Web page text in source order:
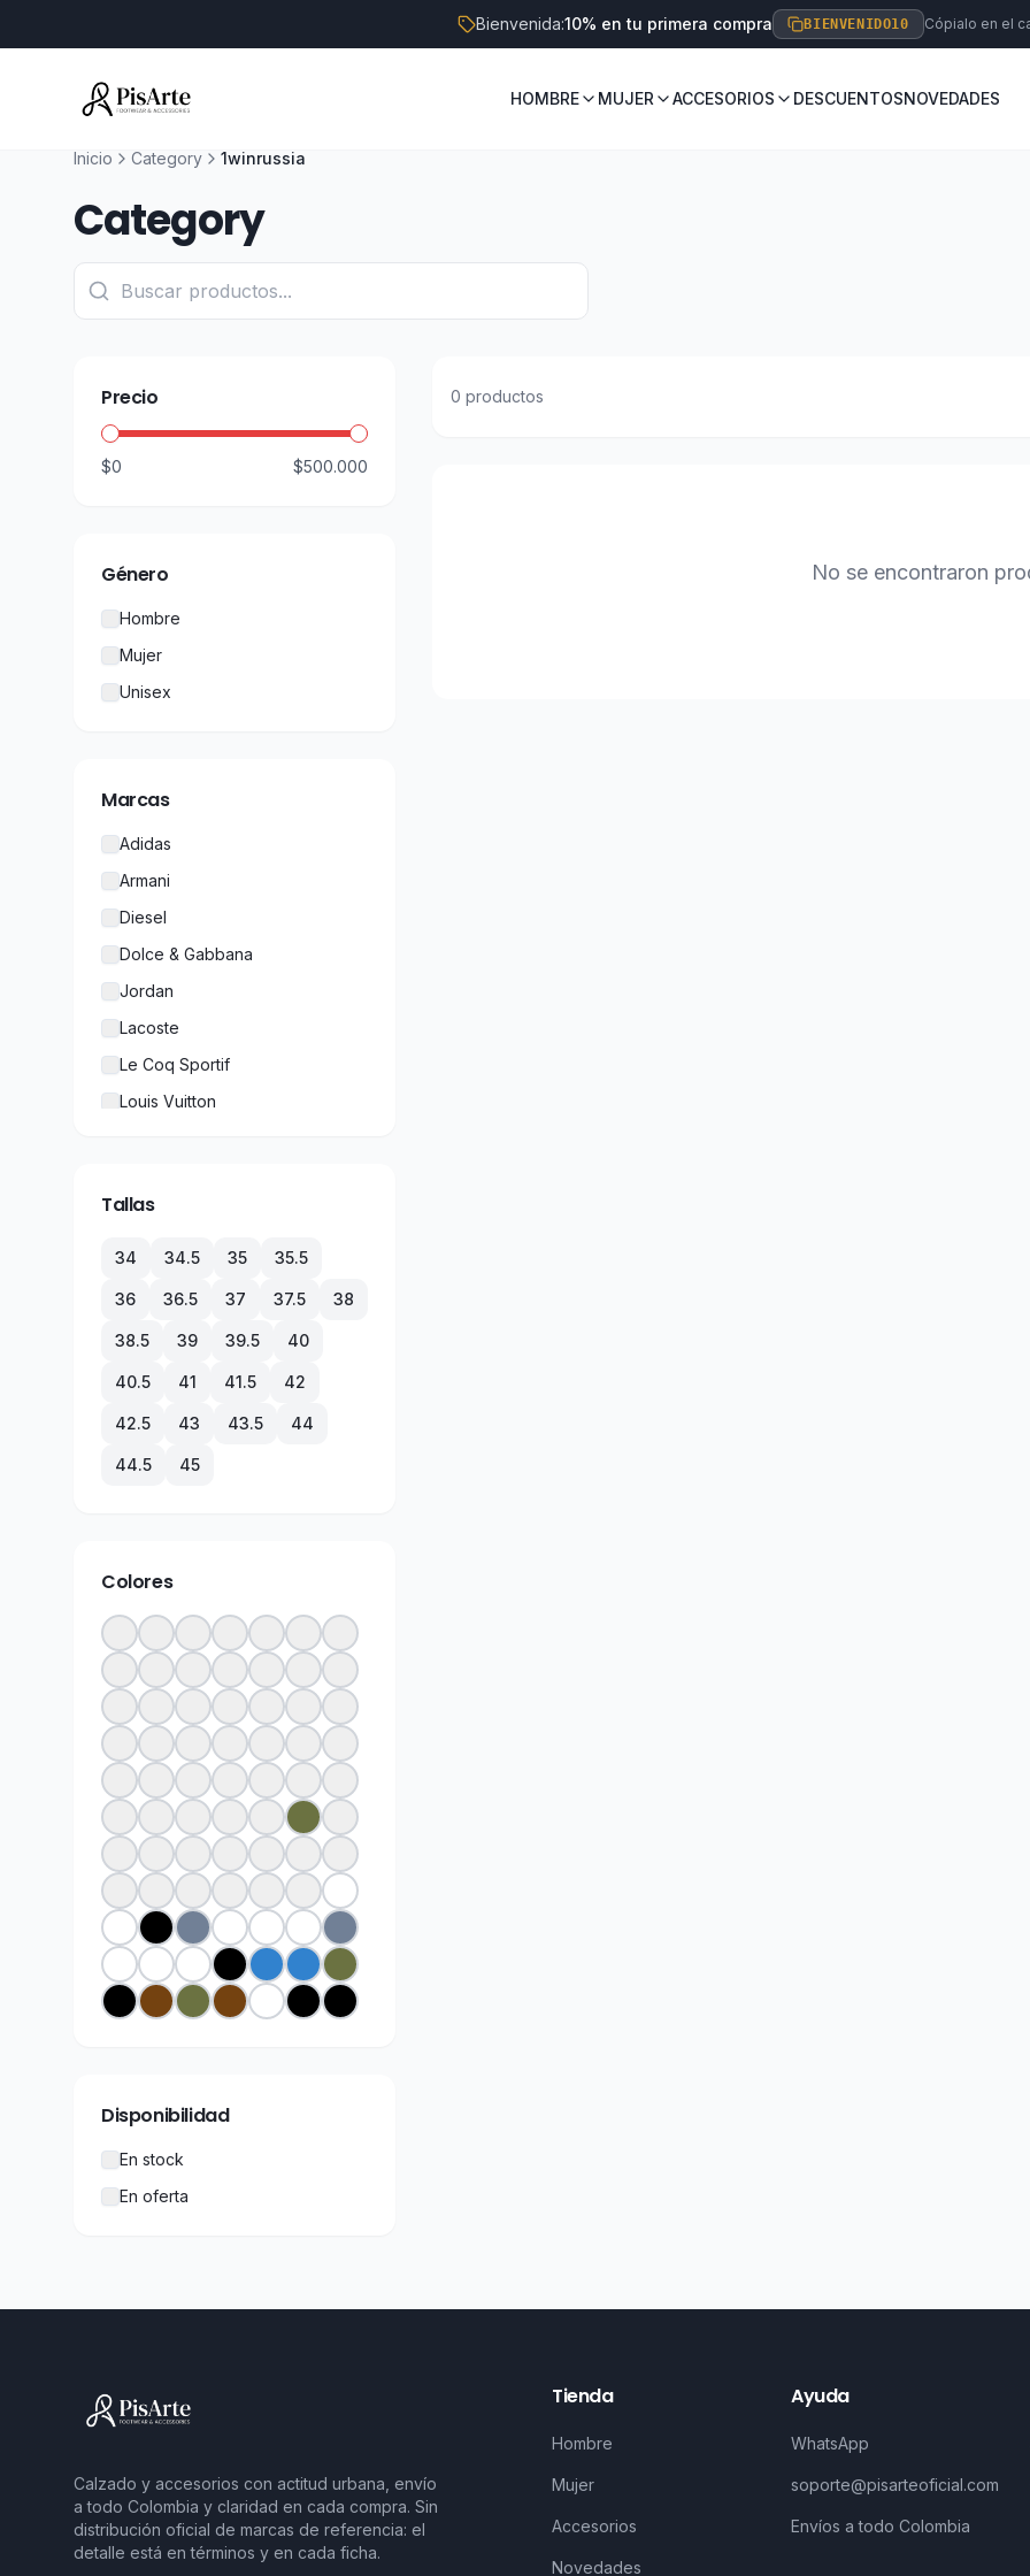
Bienvenida:10% en tu primera compra BIENVENIDO10 Cópialo en el
HOMBRE MUJER ACCESORIOS DESCUENTOSNOVEDADES
Inicio Category 1winrussia
Category
Precio
$0 $500.000
Género
Hombre
Mujer
Unisex
Marcas
Adidas
Armani
Diesel
Dolce & Gabbana
Jordan
Lacoste
Le Coq Sportif
Louis Vuitton
Puma
Rolex
Tallas
34 34.5 35 35.5
36 36.5 37 37.5 38
38.5 39 39.5 40
40.5 41 41.5 42
42.5 43 43.5 44
44.5 45
Colores
Disponibilidad
En stock
En oferta
0 productos
No se encontraron
Calzado y accesorios con actitud urbana, envío
a todo Colombia y claridad en cada compra. Sin
distribución oficial de marcas de referencia: el
detalle está en términos y en cada ficha.
Tienda
Hombre
Mujer
Accesorios
Novedades
Ayuda
WhatsApp
soporte@pisarteoficial.com
Envíos a todo Colombia